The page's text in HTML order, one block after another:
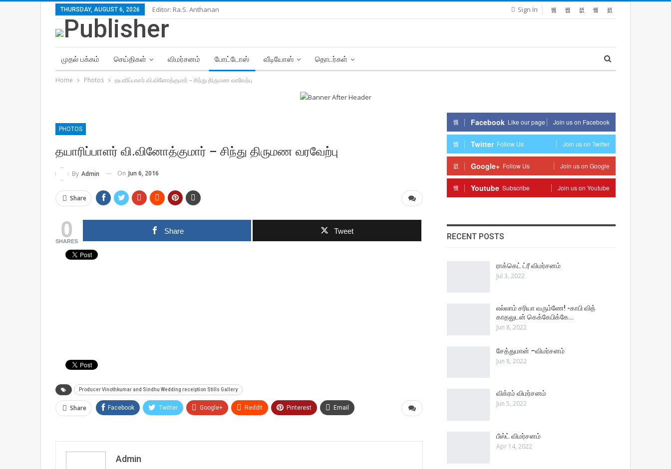
Sign In
THURSDAY, AUGUST 6, 2026 Editor: Ra.S. Anthanan
முதல் பக்கம் செய்திகள் விமர்சனம் போட்டோஸ் வீடியோஸ் தொடர்கள்
Home Photos தயாரிப்பாளர் வி.வினோத்குமார் – சிந்து திருமண வரவேற்பு
PHOTOS
தயாரிப்பாளர் வி.வினோத்குமார் – சிந்து திருமண வரவேற்பு
By Admin On Jun 6, 2016
Share
0
SHARES
Share Tweet
Producer Vinothkumar and Sindhu Wedding receiption Stills Gallery
Share Facebook Twitter Google+ ReddIt Pinterest Email
Admin
Facebook Like our page Join us on Facebook
Twitter Follow Us Join us on Twitter
Google+ Follow Us Join us on Google
Youtube Subscribe Join us on Youtube
RECENT POSTS
ராக்கெட் ட்ரீ விமர்சனம்
Jul 3, 2022
எல்லாம் சரியா வரும்ணே! -காபி வித்
காதலுடன் கெக்கேபிக்கே…
Jun 8, 2022
சேத்துமான் –விமர்சனம்
Jun 8, 2022
விக்ரம் விமர்சனம்
Jun 5, 2022
பீஸ்ட் விமர்சனம்
Apr 14, 2022